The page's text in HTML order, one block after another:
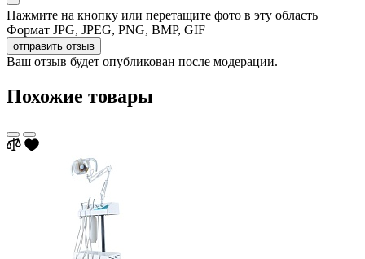
Нажмите на кнопку или перетащите фото в эту область
Формат JPG, JPEG, PNG, BMP, GIF
отправить отзыв
Ваш отзыв будет опубликован после модерации.
Похожие товары